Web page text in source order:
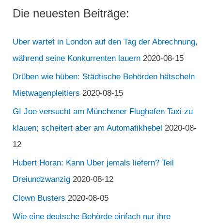
Die neuesten Beiträge:
Uber wartet in London auf den Tag der Abrechnung,
während seine Konkurrenten lauern 2020-08-15
Drüben wie hüben: Städtische Behörden hätscheln
Mietwagenpleitiers 2020-08-15
GI Joe versucht am Münchener Flughafen Taxi zu
klauen; scheitert aber am Automatikhebel 2020-08-
12
Hubert Horan: Kann Uber jemals liefern? Teil
Dreiundzwanzig 2020-08-12
Clown Busters 2020-08-05
Wie eine deutsche Behörde einfach nur ihre